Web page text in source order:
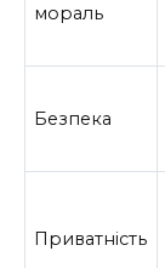
мораль
Безпека
Приватність